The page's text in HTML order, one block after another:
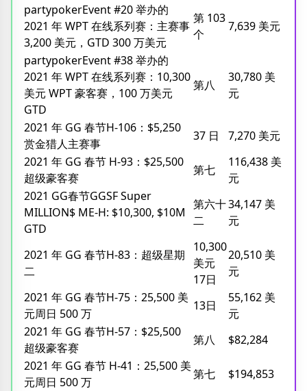
partypokerEvent #20 举办的
2021 年 WPT 在线系列赛：主赛事
3,200 美元，GTD 300 万美元
第 103
个
7,639 美元
partypokerEvent #38 举办的
2021 年 WPT 在线系列赛：10,300
美元 WPT 豪客赛，100 万美元
GTD
第八
30,780 美
元
2021 年 GG 春节H-106：$5,250
赏金猎人主赛事
37 日
7,270 美元
2021 年 GG 春节 H-93：$25,500
超级豪客赛
第七
116,438 美
元
2021 GG春节GGSF Super
MILLION$ ME-H: $10,300, $10M
GTD
第六十
二
34,147 美
元
2021 年 GG 春节H-83：超级星期
二
10,300
美元
17日
20,510 美
元
2021 年 GG 春节H-75：25,500 美
元周日 500 万
13日
55,162 美
元
2021 年 GG 春节H-57：$25,500
超级豪客赛
第八
$82,284
2021 年 GG 春节 H-41：25,500 美
元周日 500 万
第七 $194,853